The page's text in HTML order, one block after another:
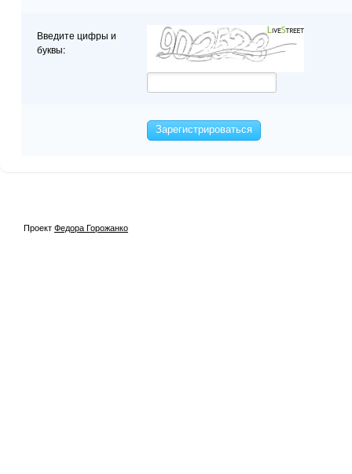
Введите цифры и
буквы:
Зарегистрироваться
ПроектФедора Горожанко